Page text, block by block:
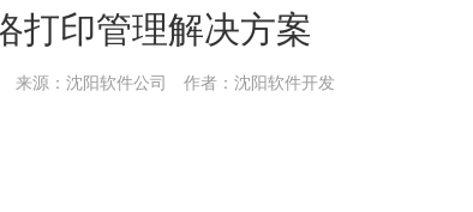
打印管理解决方案
来源：沈阳软件公司 作者：沈阳软件开发